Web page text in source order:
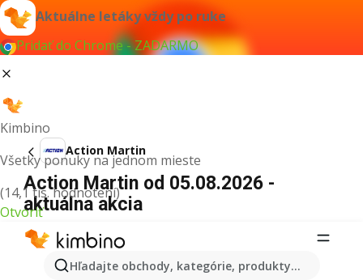
Aktuálne letáky vždy po ruke
Pridať do Chrome - ZADARMO
Kimbino
Všetky ponuky na jednom mieste
(14,1 tis. hodnotení)
Otvoriť
Hľadajte obchody, kategórie, produkty...
Action Martin
Action Martin od 05.08.2026 -
aktuálna akcia